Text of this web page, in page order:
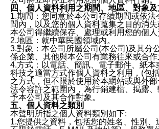
四、個人資料利用之期間、地區、對象
1.期間：您同意於本公司存續期間或依法
間內，以及您的個人資料蒐集之目的消失
本公司得繼續保存、處理或利用您的個人
2.地區：就中華民國領域內。
3.對象：本公司所屬公司(本公司)及其分
係企業、其他與本公司有業務往來或合作
4.方式：以電話、簡訊、電子郵件、紙本
科技之適當方式作個人資料之利用，(包
之方式，但不限於使用於本網站或與外
法令容許之範圍內，為行銷建檔、揭露
予本公司及其合作對象。
五、個人資料之類別
本聲明所指之個人資料類別如下:
1.您提供之資料，包括您的姓名、性別、